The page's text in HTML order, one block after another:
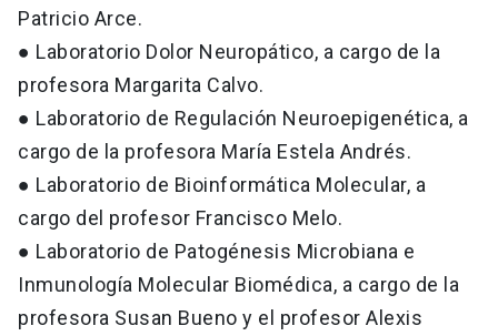
Patricio Arce.
● Laboratorio Dolor Neuropático, a cargo de la
profesora Margarita Calvo.
● Laboratorio de Regulación Neuroepigenética, a
cargo de la profesora María Estela Andrés.
● Laboratorio de Bioinformática Molecular, a
cargo del profesor Francisco Melo.
● Laboratorio de Patogénesis Microbiana e
Inmunología Molecular Biomédica, a cargo de la
profesora Susan Bueno y el profesor Alexis